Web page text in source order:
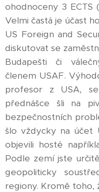
ohodnoceny 3 ECTS
Velmi častá je účast
US Foreign and
diskutovat se
Budapešti či
členem USAF.
profesor z USA,
přednášce šli na
bezpečnostních
šlo vždycky na účet
objevili hosté
Podle zemí jste
geopoliticky
regiony. Kromě toho,